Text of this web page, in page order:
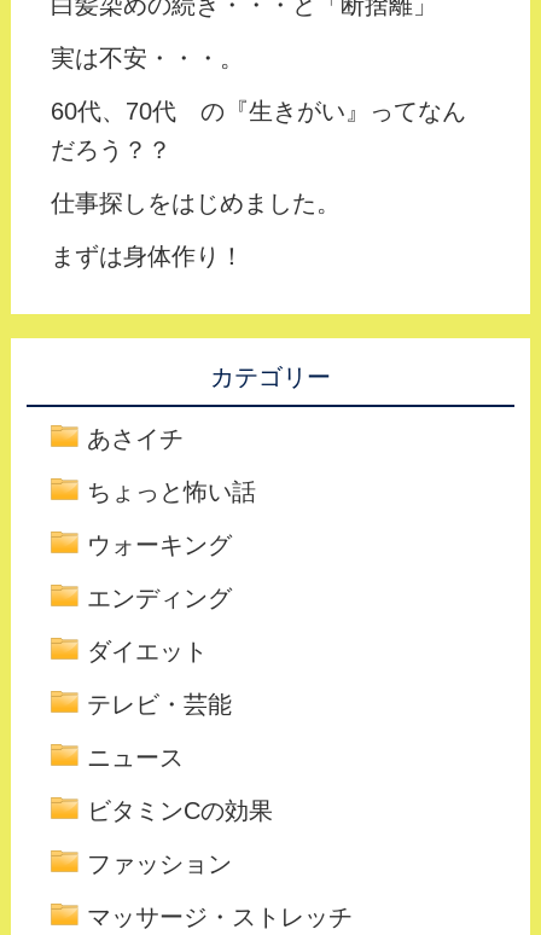
実は不安・・・。
60代、70代 の『生きがい』ってなん
だろう？？
仕事探しをはじめました。
まずは身体作り！
カテゴリー
あさイチ
ちょっと怖い話
ウォーキング
エンディング
ダイエット
テレビ・芸能
ニュース
ビタミンCの効果
ファッション
マッサージ・ストレッチ